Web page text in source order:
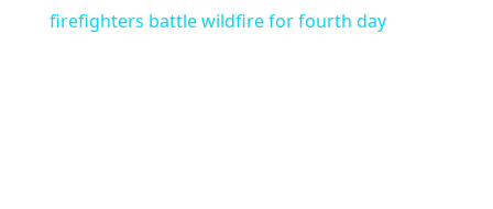
firefighters battle wildfire for fourth day